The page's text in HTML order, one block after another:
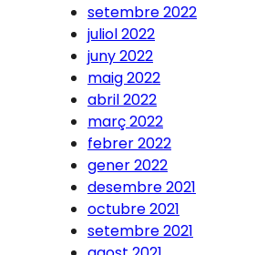
setembre 2022
juliol 2022
juny 2022
maig 2022
abril 2022
març 2022
febrer 2022
gener 2022
desembre 2021
octubre 2021
setembre 2021